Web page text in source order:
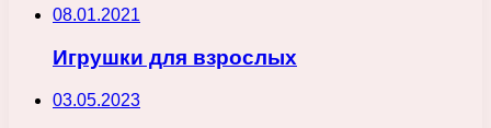
08.01.2021
Игрушки для взрослых
03.05.2023